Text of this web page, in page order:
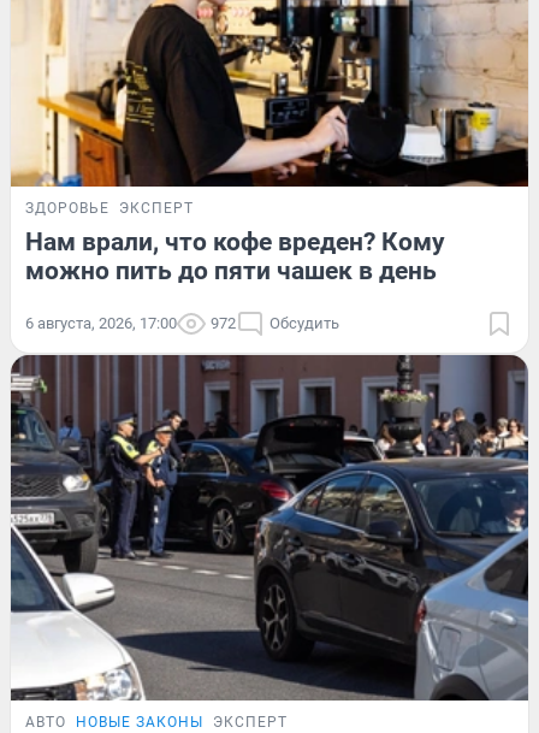
ЗДОРОВЬЕ ЭКСПЕРТ
Нам врали, что кофе вреден? Кому
можно пить до пяти чашек в день
6 августа, 2026, 17:00 972 Обсудить
АВТО НОВЫЕ ЗАКОНЫ ЭКСПЕРТ